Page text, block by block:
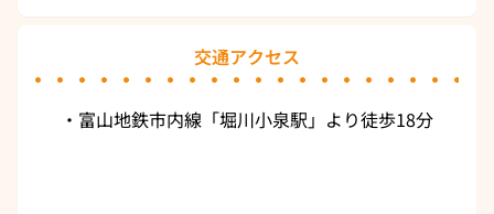
交通アクセス
・富山地鉄市内線「堀川小泉駅」より徒歩18分